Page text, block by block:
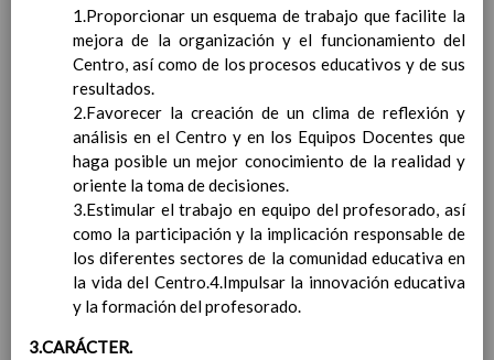
IntroducciÃ³n
AnÃ¡lisis del Contexto
Proyecto Educativo
Marco Normativo
Objetivos propios para la mejora del rendimiento
escolar
LÃ­neas generales de actuaciÃ³n pedagÃ³gica
CoordinaciÃ³n y concreciÃ³n de los contenidos
curriculares, asÃ­ como el tratamiento transversal
en las Ã¡reas de la educaciÃ³n en valores y otras
enseÃ±anzas
EducaciÃ³n Infantil (Segundo Ciclo)
noviembre 2019
1.Proporcionar un esquema de trabajo que facilite la
mejora de la organización y el funcionamiento del
Centro, así como de los procesos educativos y de sus
resultados.
2.Favorecer la creación de un clima de reflexión y
análisis en el Centro y en los Equipos Docentes que
haga posible un mejor conocimiento de la realidad y
oriente la toma de decisiones.
3.Estimular el trabajo en equipo del profesorado, así
como la participación y la implicación responsable de
los diferentes sectores de la comunidad educativa en
la vida del Centro.4.Impulsar la innovación educativa
y la formación del profesorado.
3.CARÁCTER.